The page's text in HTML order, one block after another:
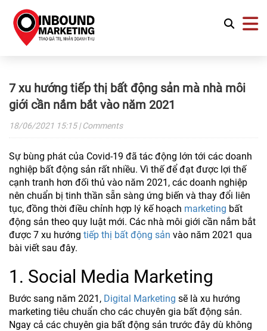
7 xu hướng tiếp thị bất động sản mà nhà môi
giới cần nắm bắt vào năm 2021
18/06/2021 15:15| Comments
Sự bùng phát của Covid-19 đã tác động lớn tới các doanh
nghiệp bất động sản rất nhiều. Vì thế để đạt được lợi thế
cạnh tranh hơn đối thủ vào năm 2021, các doanh nghiệp
nên chuẩn bị tinh thần sẵn sàng ứng biến và thay đổi liên
tục, đồng thời điều chỉnh hợp lý kế hoạch marketing bất
động sản theo quy luật mới. Các nhà môi giới cần nắm bắt
được 7 xu hướng tiếp thị bất động sản vào năm 2021 qua
bài viết sau đây.
1. Social Media Marketing
Bước sang năm 2021, Digital Marketing sẽ là xu hướng
marketing tiêu chuẩn cho các chuyên gia bất động sản.
Ngay cả các chuyên gia bất động sản trước đây dù không